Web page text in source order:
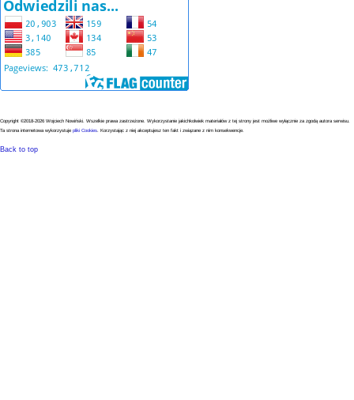
Copyright ©2018-2026 Wojciech Nowiński. Wszelkie prawa zastrzeżone. Wykorzystanie jakichkolwiek materiałów z tej strony jest możliwe wyłącznie za zgodą autora serwisu.
Ta strona internetowa wykorzystuje pliki Cookies . Korzystając z niej akceptujesz ten fakt i związane z nim konsekwencje.
Back to top